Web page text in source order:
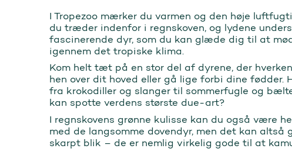
I Tropezoo mærker du varmen og den høje
du træder indenfor i regnskoven, og lydene
fascinerende dyr, som du kan glæde dig til at
igennem det tropiske klima.
Kom helt tæt på en stor del af dyrene, der
hen over dit hoved eller gå lige forbi dine fødder.
fra krokodiller og slanger til sommerfugle og
kan spotte verdens største due-art?
I regnskovens grønne kulisse kan du også være
med de langsomme dovendyr, men det kan
skarpt blik – de er nemlig virkelig gode til at